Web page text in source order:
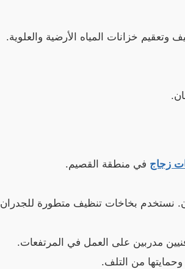
وتعقيم خزانات المياه الأرضية والعلوية.
زجاج في منطقة القصيم.
نستخدم بخاخات تنظيف متطورة للجدران
مدربين على العمل في المرتفعات.
من التلف.